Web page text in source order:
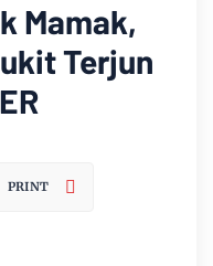
Mamak,
Terjun
PRINT